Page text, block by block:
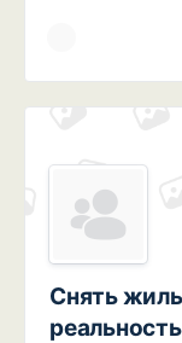
Снять